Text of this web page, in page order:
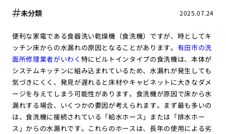
2025.07.24
未分類
便利な家電である食器洗い乾燥機（食洗機）ですが、時としてキ
ッチン床からの水漏れの原因となることがあります。 有田市の洗
面所修理業者がいわく 特にビルトインタイプの食洗機は、本体が
システムキッチンに組み込まれているため、水漏れが発生しても
気づきにくく、発見が遅れると床材やキャビネットに大きなダメ
ージを与えてしまう可能性があります。食洗機が原因で床から水
漏れする場合、いくつかの要因が考えられます。まず最も多いの
は、食洗機に接続されている「給水ホース」または「排水ホー
ス」からの水漏れです。これらのホースは、長年の使用による劣